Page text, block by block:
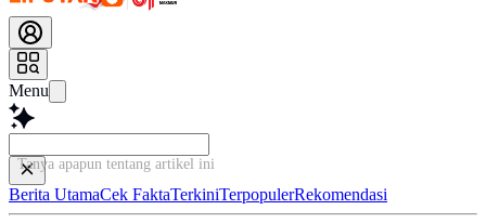
Menu
Tanya apapun tentang artikel
Berita UtamaCek FaktaTerkiniTerpopulerRekomendasi